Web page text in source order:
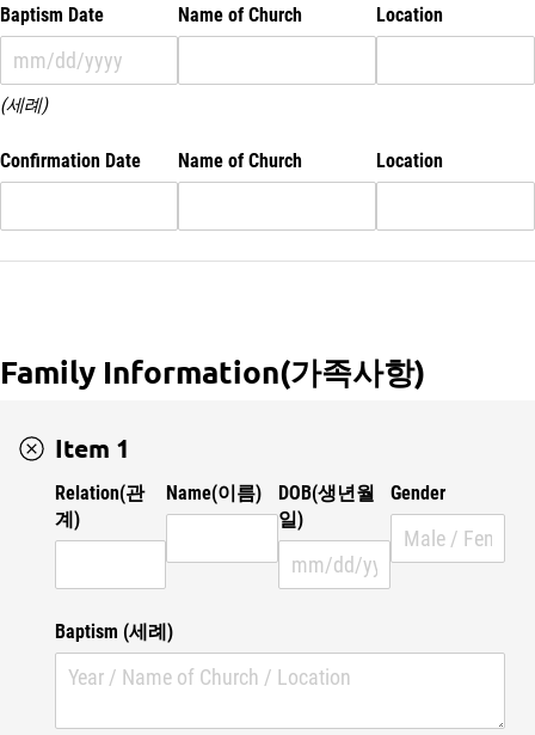
Baptism Date
(세례)
Name of Church Location
Confirmation Date Name of Church Location
Family Information(가족사항)
Item 1
Relation(관
계)
Name(이름)
DOB(생년월
일)
Gender
Baptism (세례)